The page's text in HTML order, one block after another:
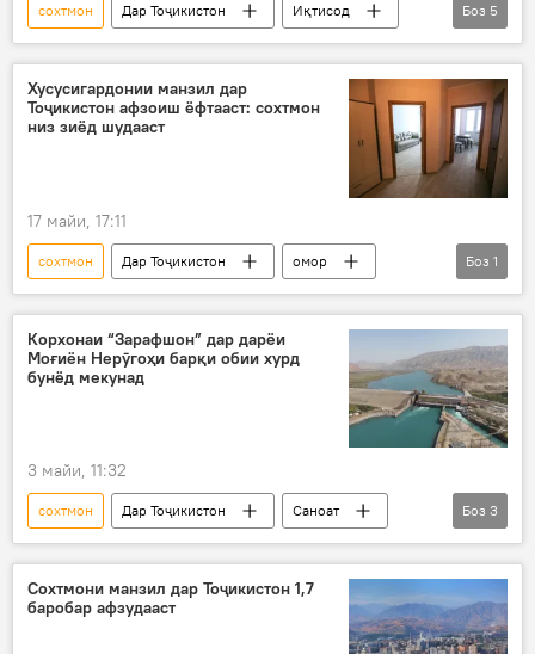
сохтмон Дар Тоҷикистон
Иқтисод
БАОР
Нақлиёт
роҳ
сармоягузорӣ
қарздиҳӣ
Боз 5
Хусусигардонии манзил дар
Тоҷикистон афзоиш ёфтааст: сохтмон
низ зиёд шудааст
17 майи, 17:11
сохтмон Дар Тоҷикистон
омор
манзил
Боз 1
Корхонаи “Зарафшон” дар дарёи
Моғиён Нерӯгоҳи барқи обии хурд
бунёд мекунад
3 майи, 11:32
сохтмон Дар Тоҷикистон
Саноат
Энергетика
ширкати "Зарафшон"
Боз 3
Сохтмони манзил дар Тоҷикистон 1,7
баробар афзудааст